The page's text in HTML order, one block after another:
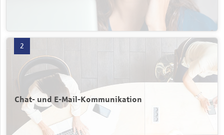
Chat- und E-Mail-Kommunikation mit 2 Produkten öffnen
2
Chat- und E-Mail-Kommunikation